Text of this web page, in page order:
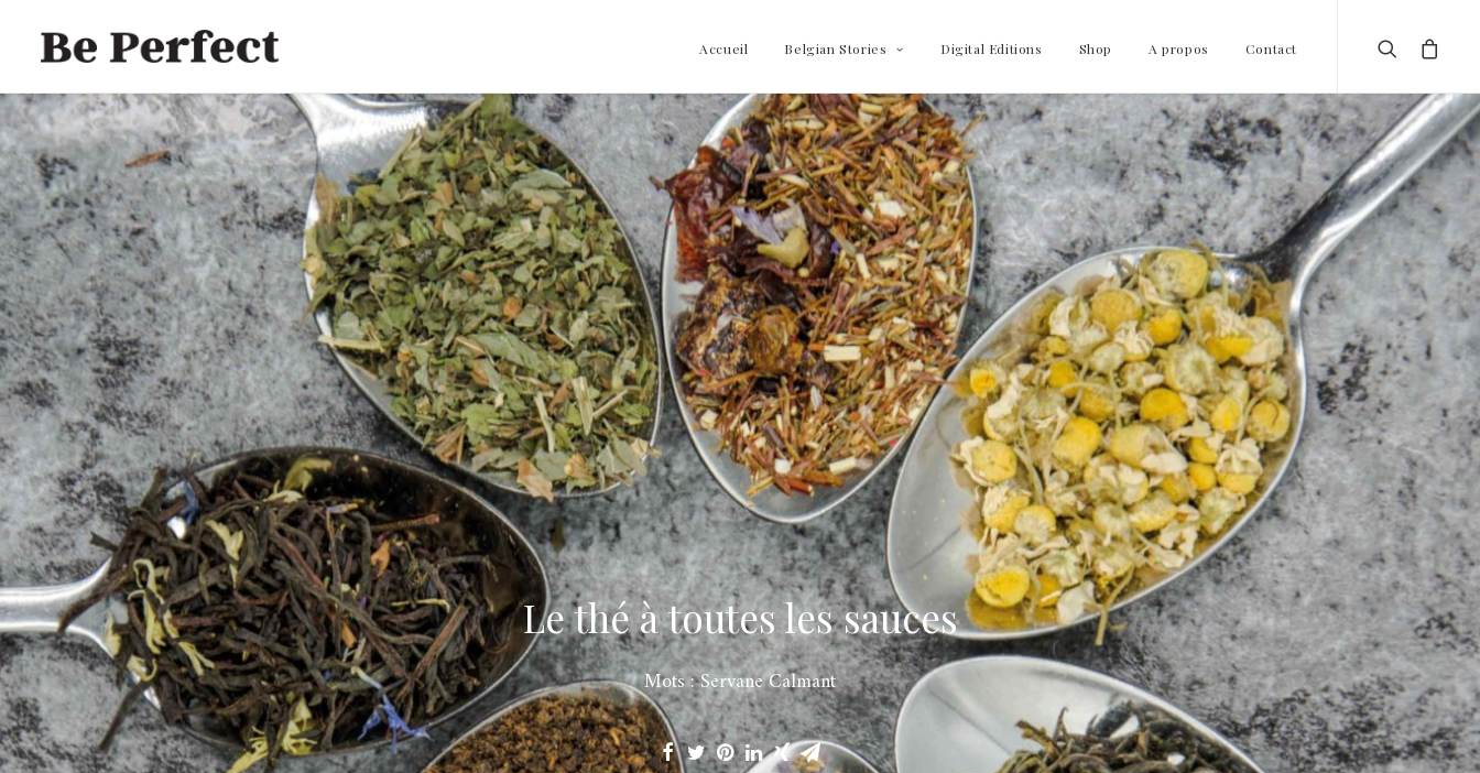
Accueil Belgian Stories Digital Editions Shop A propos Contact
Le thé à toutes les sauces
Mots : Servane Calmant